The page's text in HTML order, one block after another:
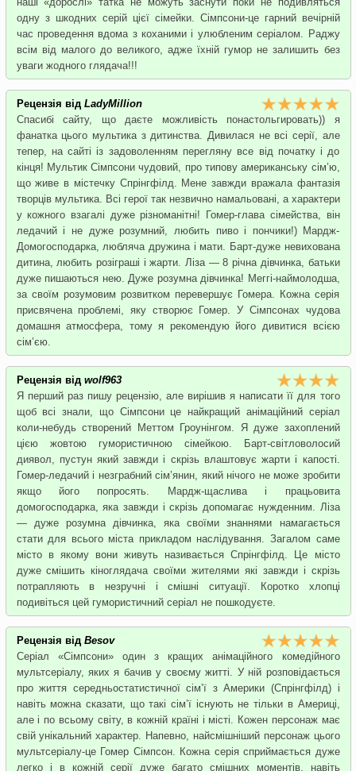
одну з шкодних серій цієї сімейки. Сімпсони-це гарний вечірній
час проведення вдома з коханими і улюбленим серіалом. Раджу
всім від малого до великого, адже їхній гумор не залишить без
уваги жодного глядача!!!
Рецензія від LadyMillion
Спасибі сайту, що даєте можливість понастольгировать)) я
фанатка цього мультика з дитинства. Дивилася не всі серії, але
тепер, на сайті із задоволенням перегляну все від початку і до
кінця! Мультик Сімпсони чудовий, про типову американську сім’ю,
що живе в містечку Спрінгфілд. Мене завжди вражала фантазія
творців мультика. Всі герої так незвично намальовані, а характери
у кожного взагалі дуже різноманітні! Гомер-глава сімейства, він
ледачий і не дуже розумний, любить пиво і пончики!) Мардж-
Домогосподарка, любляча дружина і мати. Барт-дуже невихована
дитина, любить розіграші і жарти. Ліза — 8 річна дівчинка, батьки
дуже пишаються нею. Дуже розумна дівчинка! Меггі-наймолодша,
за своїм розумовим розвитком перевершує Гомера. Кожна серія
присвячена проблемі, яку створює Гомер. У Сімпсонах чудова
домашня атмосфера, тому я рекомендую його дивитися всією
сім’єю.
Рецензія від wolf963
Я перший раз пишу рецензію, але вирішив я написати її для того
щоб всі знали, що Сімпсони це найкращий анімаційний серіал
коли-небудь створений Меттом Гроунінгом. Я дуже захоплений
цією жовтою гумористичною сімейкою. Барт-світловолосий
диявол, пустун який завжди і скрізь влаштовує жарти і капості.
Гомер-ледачий і незграбний сім’янин, який нічого не може зробити
якщо його попросять. Мардж-щаслива і працьовита
домогосподарка, яка завжди і скрізь допомагає нужденним. Ліза
— дуже розумна дівчинка, яка своїми знаннями намагається
стати для всього міста прикладом наслідування. Загалом саме
місто в якому вони живуть називається Спрінгфілд. Це місто
дуже смішить кіноглядача своїми жителями які завжди і скрізь
потрапляють в незручні і смішні ситуації. Коротко хлопці
подивіться цей гумористичний серіал не пошкодуєте.
Рецензія від Besov
Серіал «Сімпсони» один з кращих анімаційного комедійного
мультсеріалу, яких я бачив у своєму житті. У ній розповідається
про життя середньостатистичної сім’ї з Америки (Спрінгфілд) і
навіть можна сказати, що такі сім’ї існують не тільки в Америці,
але і по всьому світу, в кожній країні і місті. Кожен персонаж має
свій унікальний характер. Напевно, найсмішніший персонаж цього
мультсеріалу-це Гомер Сімпсон. Кожна серія сприймається дуже
легко і в кожній серії дуже багато смішних моментів, навіть